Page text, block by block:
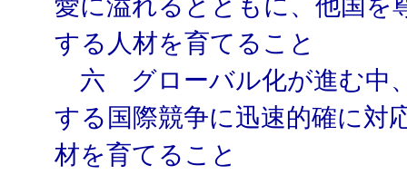
愛に溢れるとともに、他国を
する人材を育てること
六 グローバル化が進む中
する国際競争に迅速的確に対
材を育てること